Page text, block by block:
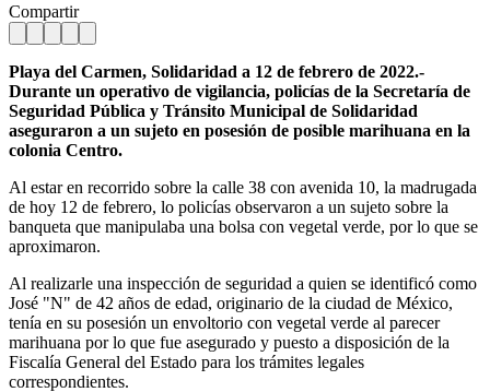
Compartir
Playa del Carmen, Solidaridad a 12 de febrero de 2022.-
Durante un operativo de vigilancia, policías de la Secretaría de
Seguridad Pública y Tránsito Municipal de Solidaridad
aseguraron a un sujeto en posesión de posible marihuana en la
colonia Centro.
Al estar en recorrido sobre la calle 38 con avenida 10, la madrugada
de hoy 12 de febrero, lo policías observaron a un sujeto sobre la
banqueta que manipulaba una bolsa con vegetal verde, por lo que se
aproximaron.
Al realizarle una inspección de seguridad a quien se identificó como
José "N" de 42 años de edad, originario de la ciudad de México,
tenía en su posesión un envoltorio con vegetal verde al parecer
marihuana por lo que fue asegurado y puesto a disposición de la
Fiscalía General del Estado para los trámites legales
correspondientes.